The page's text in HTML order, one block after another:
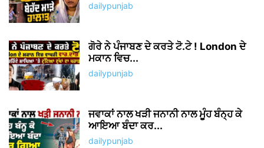
dailypunjab
ਗੋਰੇ ਨੇ ਪੰਜਾਬਣ ਦੇ ਕਰਤੇ ਟੋ.ਟੇ ! London ਦੇ
ਮਕਾਨ ਵਿਚ...
dailypunjab
ਜਵਾਕਾਂ ਨਾਲ ਖੜੀ ਜਨਾਨੀ ਨਾਲ ਮੂੰਹ ਬੰਨ੍ਹ ਕੇ
ਆਇਆ ਬੰਦਾ ਕਰ...
dailypunjab